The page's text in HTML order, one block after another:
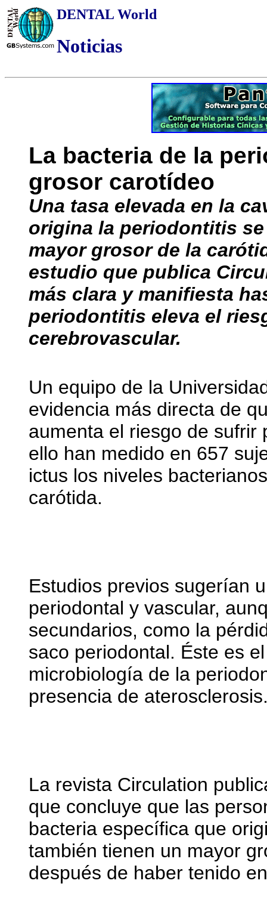
DENTAL World
Noticias
La bacteria de la
grosor carotídeo
Una tasa elevada en la
origina la periodontitis
mayor grosor de la
estudio que publica
más clara y manifiesta
periodontitis eleva el
cerebrovascular.
Un equipo de la
evidencia más directa de
aumenta el riesgo de sufrir
ello han medido en 657
ictus los niveles
carótida.
Estudios previos sugerían
periodontal y vascular,
secundarios, como la
saco periodontal. Éste es
microbiología de la
presencia de
La revista Circulation
que concluye que las
bacteria específica que
también tienen un mayor
después de haber tenido